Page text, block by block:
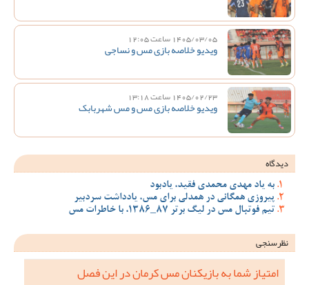
1405/03/05 ساعت 12:05
ویدیو خلاصه بازی مس و نساجی
1405/02/23 ساعت 13:18
ویدیو خلاصه بازی مس و مس شهربابک
دیدگاه
به یاد مهدی محمدی فقید، یادبود
پیروزی همگانی در همدلی برای مس، یادداشت سردبیر
تیم فوتبال مس در لیگ برتر 87_1386، با خاطرات مس
نظرسنجی
امتیاز شما به بازیکنان مس کرمان در این فصل